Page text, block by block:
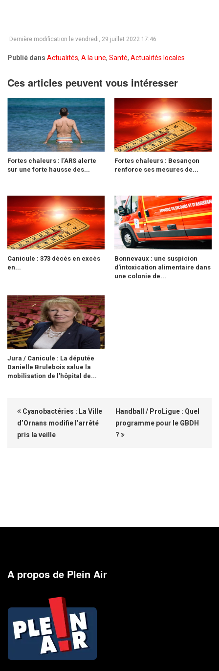
Dernière modification le vendredi, 29 juillet 2022 17:46
Publié dans Actualités, A la une, Santé, Actualités locales
Ces articles peuvent vous intéresser
Fortes chaleurs : l’ARS alerte
sur une forte hausse des...
Fortes chaleurs : Besançon
renforce ses mesures de...
Canicule : 373 décès en excès
en...
Bonnevaux : une suspicion
d'intoxication alimentaire dans
une colonie de...
Jura / Canicule : La députée
Danielle Brulebois salue la
mobilisation de l'hôpital de...
Cyanobactéries : La Ville
d’Ornans modifie l’arrêté
pris la veille
Handball / ProLigue : Quel
programme pour le GBDH
?
A propos de Plein Air